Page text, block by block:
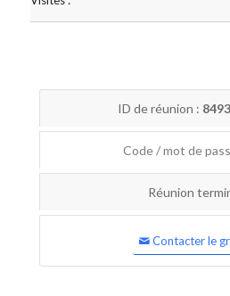
ID de réunion :
Code / mot de
Réunion
Contacter le